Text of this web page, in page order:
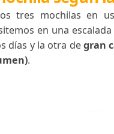
mochila
tres
en una